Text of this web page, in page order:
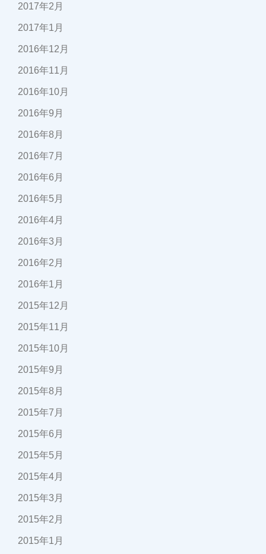
2017年2月
2017年1月
2016年12月
2016年11月
2016年10月
2016年9月
2016年8月
2016年7月
2016年6月
2016年5月
2016年4月
2016年3月
2016年2月
2016年1月
2015年12月
2015年11月
2015年10月
2015年9月
2015年8月
2015年7月
2015年6月
2015年5月
2015年4月
2015年3月
2015年2月
2015年1月